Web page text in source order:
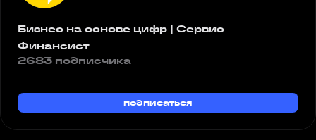
Бизнес на основе цифр | Сервис
Финансист
2683 подписчика
подписаться